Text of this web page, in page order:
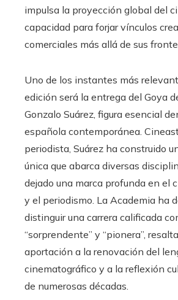
impulsa la proyección global del
capacidad para forjar vínculos
comerciales más allá de sus
Uno de los instantes más
edición será la entrega del Goya
Gonzalo Suárez, figura esencial
española contemporánea.
periodista, Suárez ha construido
única que abarca diversas
dejado una marca profunda en el
y el periodismo. La Academia ha
distinguir una carrera calificada
“sorprendente” y “pionera”,
aportación a la renovación del
cinematográfico y a la reflexión
de numerosas décadas.